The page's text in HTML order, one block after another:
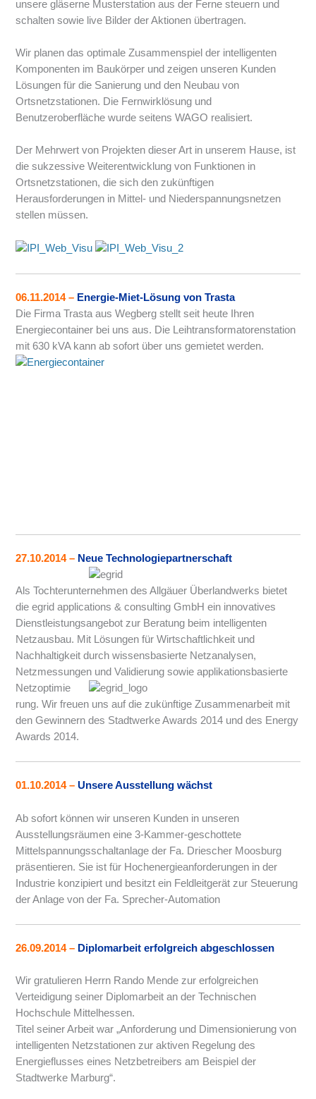
unsere gläserne Musterstation aus der Ferne steuern und
schalten sowie live Bilder der Aktionen übertragen.
Wir planen das optimale Zusammenspiel der intelligenten
Komponenten im Baukörper und zeigen unseren Kunden
Lösungen für die Sanierung und den Neubau von
Ortsnetzstationen. Die Fernwirklösung und
Benutzeroberfläche wurde seitens WAGO realisiert.
Der Mehrwert von Projekten dieser Art in unserem Hause, ist
die sukzessive Weiterentwicklung von Funktionen in
Ortsnetzstationen, die sich den zukünftigen
Herausforderungen in Mittel- und Niederspannungsnetzen
stellen müssen.
06.11.2014– Energie-Miet-Lösung von Trasta
Die Firma Trasta aus Wegberg stellt seit heute Ihren
Energiecontainer bei uns aus. Die Leihtransformatorenstation
mit 630 kVA kann ab sofort über uns gemietet werden.
27.10.2014 – Neue Technologiepartnerschaft
Als Tochterunternehmen des Allgäuer Überlandwerks bietet
die egrid applications & consulting GmbH ein innovatives
Dienstleistungsangebot zur Beratung beim intelligenten
Netzausbau. Mit Lösungen für Wirtschaftlichkeit und
Nachhaltigkeit durch wissensbasierte Netzanalysen,
Netzmessungen undValidierung sowie applikationsbasierte
Netzoptimie
rung. Wir freuen uns auf die zukünftige Zusammenarbeit mit
den Gewinnern des Stadtwerke Awards 2014 und des Energy
Awards 2014.
01.10.2014– Unsere Ausstellung wächst
Ab sofort können wir unseren Kunden in unseren
Ausstellungsräumen eine 3-Kammer-geschottete
Mittelspannungsschaltanlage der Fa. Driescher Moosburg
präsentieren. Sie ist für Hochenergieanforderungen in der
Industrie konzipiert und besitzt ein Feldleitgerät zur Steuerung
der Anlage von der Fa. Sprecher-Automation
26.09.2014– Diplomarbeit erfolgreich abgeschlossen
Wir gratulieren Herrn Rando Mende zur erfolgreichen
Verteidigung seiner Diplomarbeit an der Technischen
Hochschule Mittelhessen.
Titel seiner Arbeit war „Anforderung und Dimensionierung von
intelligenten Netzstationen zur aktiven Regelung des
Energieflusses eines Netzbetreibers am Beispiel der
Stadtwerke Marburg“.